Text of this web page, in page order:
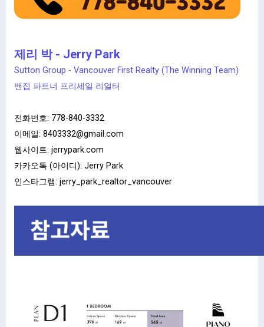
제리 박 - Jerry Park
Sutton Group - Vancouver First Realty (The Winning Team)
밴집 파트너 프리세일 리얼터
전화번호: 778-840-3332
이메일: 8403332@gmail.com
웹사이트: jerrypark.com
카카오톡 (아이디): Jerry Park
인스타그램: jerry_park_realtor_vancouver